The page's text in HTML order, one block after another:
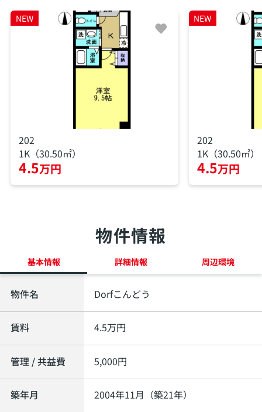
NEW
202
1K（30.50㎡）
4.5万円
NEW
202
1K（30.50㎡）
4.5万円
物件情報
基本情報 詳細情報 周辺環境
物件名 Dorfこんどう
賃料 4.5万円
管理 / 共益費 5,000円
築年月 2004年11月（築21年）